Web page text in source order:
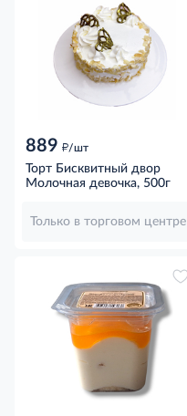
889 д/шт
Торт Бисквитный двор
Молочная девочка, 500г
Только в торговом центре